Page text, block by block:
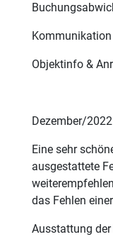
Objektinfo &
Dezember/
Eine sehr
ausgestattete
das Fehlen
Ausstattung